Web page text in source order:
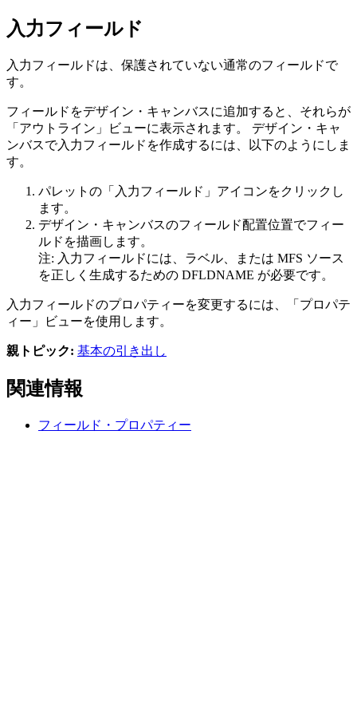
入力フィールド
入力フィールドは、保護されていない通常のフィールドで
す。
フィールドをデザイン・キャンバスに追加すると、それらが
「アウトライン」
ビューに表示されます。 デザイン・キャ
ンバスで入力フィールドを作成するには、以下のようにしま
す。
パレットの 「入力フィールド」 アイコンをクリックし
ます。
デザイン・キャンバスのフィールド配置位置でフィー
ルドを描画します。
注: 入力フィールドには、ラベル、または MFS ソース
を正しく生成するための DFLDNAME が必要です。
入力フィールドのプロパティーを変更するには、
「プロパテ
ィー」
ビューを使用します。
親トピック: 基本の引き出し
関連情報
フィールド・プロパティー